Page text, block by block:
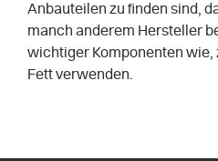
Anbauteilen zu finden sind,
manch anderem Hersteller
wichtiger Komponenten wie,
Fett verwenden.